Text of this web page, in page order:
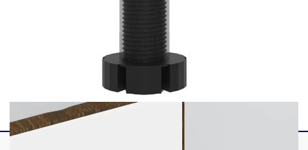
С регулируеми крачета
Работният плот не е включен в доставката
Необходим е монтаж